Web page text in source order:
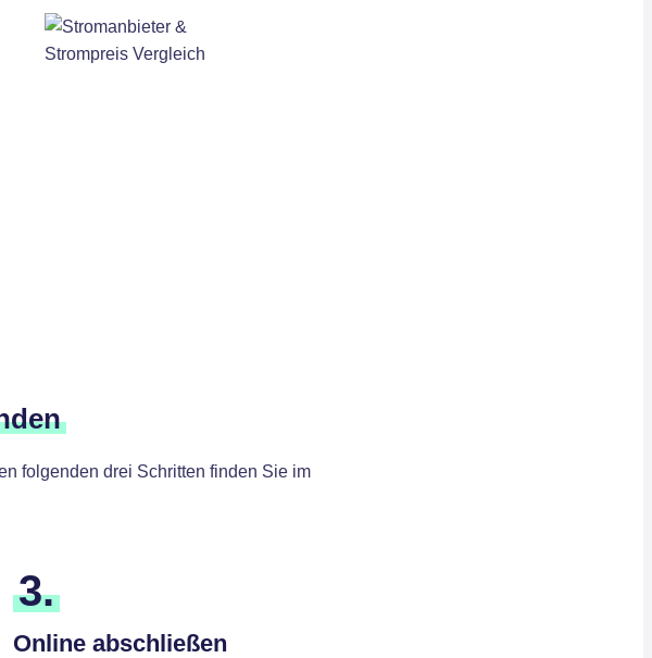
folgenden drei Schritten finden Sie im
3.
Online abschließen